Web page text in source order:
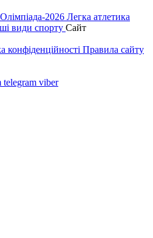
Олімпіада-2026 Легка атлетика
види спорту Сайт
конфіденційності Правила сайту
telegram viber